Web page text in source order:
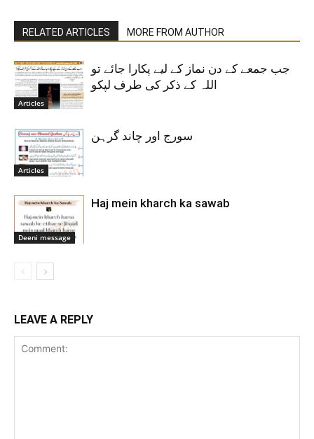
RELATED ARTICLES MORE FROM AUTHOR
Articles
جب جمعے کے دن نماز کے لیے پکارا جائے تو
اللہ کے ذکر کی طرف لپکو
Articles
سورج اور چاند گرہن
Deeni message
Haj mein kharch ka sawab
LEAVE A REPLY